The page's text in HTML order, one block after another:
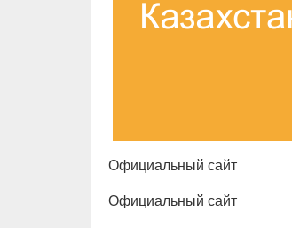
Официальный сайт
Официальный сайт